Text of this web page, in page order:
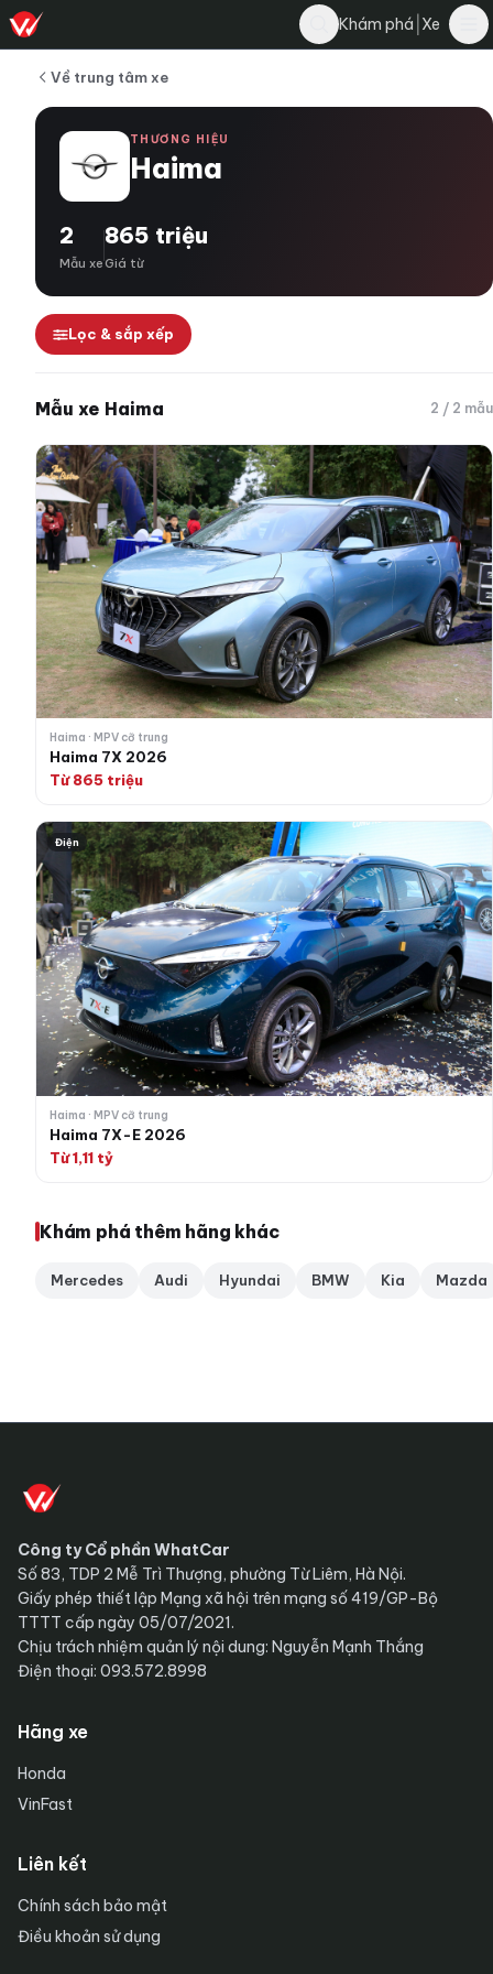
Khám phá Xe
Về trung tâm xe
THƯƠNG HIỆU
Haima
2
Mẫu xe
865 triệu
Giá từ
Lọc & sắp xếp
Mẫu xe Haima 2 / 2 mẫu
Haima 7X 2026
Haima · MPV cỡ trung
Haima 7X 2026
Từ 865 triệu
Haima 7X-E 2026
Điện
Haima · MPV cỡ trung
Haima 7X-E 2026
Từ 1,11 tỷ
Khám phá thêm hãng khác
Mercedes Audi Hyundai BMW Kia Mazda
Công ty Cổ phần WhatCar
Số 83, TDP 2 Mễ Trì Thượng, phường Từ Liêm, Hà Nội.
Giấy phép thiết lập Mạng xã hội trên mạng số 419/GP-Bộ
TTTT cấp ngày 05/07/2021.
Chịu trách nhiệm quản lý nội dung: Nguyễn Mạnh Thắng
Điện thoại: 093.572.8998
Hãng xe
Honda
VinFast
Liên kết
Chính sách bảo mật
Điều khoản sử dụng